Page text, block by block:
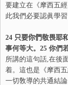
要建立在《摩西五
此我們必要認眞學
24 只要你們敬畏耶
事何等大。 25 你們
所講的這句話,在後
着。這也是《摩西
一切敎導的共通結